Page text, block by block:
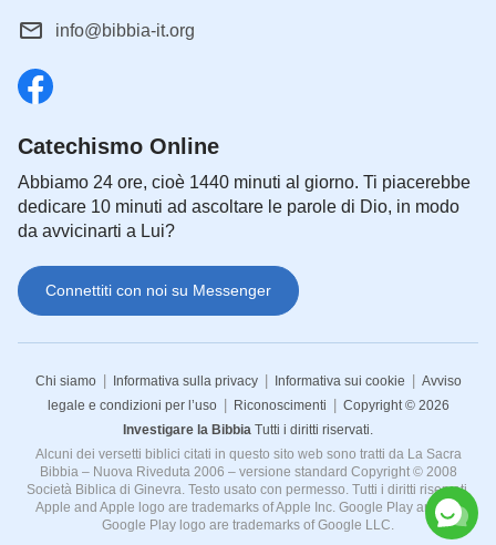
info@bibbia-it.org
Catechismo Online
Abbiamo 24 ore, cioè 1440 minuti al giorno. Ti piacerebbe
dedicare 10 minuti ad ascoltare le parole di Dio, in modo
da avvicinarti a Lui?
Connettiti con noi su Messenger
Chi siamo | Informativa sulla privacy | Informativa sui cookie | Avviso
legale e condizioni per l’uso | Riconoscimenti | Copyright © 2026
Investigare la Bibbia Tutti i diritti riservati.
Alcuni dei versetti biblici citati in questo sito web sono tratti da La Sacra
Bibbia – Nuova Riveduta 2006 – versione standard Copyright © 2008
Società Biblica di Ginevra. Testo usato con permesso. Tutti i diritti riservati.
Apple and Apple logo are trademarks of Apple Inc. Google Play and the
Google Play logo are trademarks of Google LLC.